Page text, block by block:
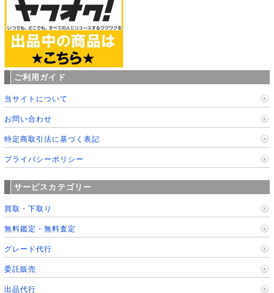
ご利用ガイド
当サイトについて
お問い合わせ
特定商取引法に基づく表記
プライバシーポリシー
サービスカテゴリー
買取・下取り
無料鑑定・無料査定
グレード代行
委託販売
出品代行